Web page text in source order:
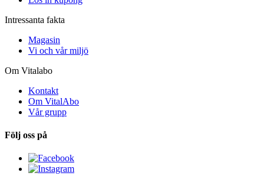
Intressanta fakta
Magasin
Vi och vår miljö
Om Vitalabo
Kontakt
Om VitalAbo
Vår grupp
Följ oss på